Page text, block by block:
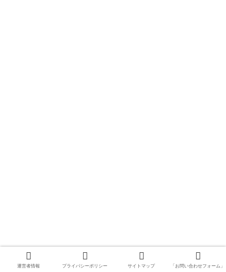
運営者情報 プライバシーポリシー サイトマップ 「お問い合わせフォーム」